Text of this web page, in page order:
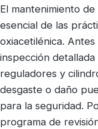
El mantenimiento
esencial de las
oxiacetilénica.
inspección detallada
reguladores y
desgaste o daño
para la seguridad.
programa de